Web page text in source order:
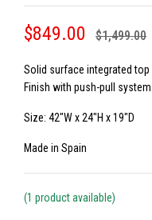
$849.00 $1,499.00
Solid surface integrated top
Finish with push-pull system.
Size: 42"W x 24"H x 19"D
Made in Spain
(1 product available)